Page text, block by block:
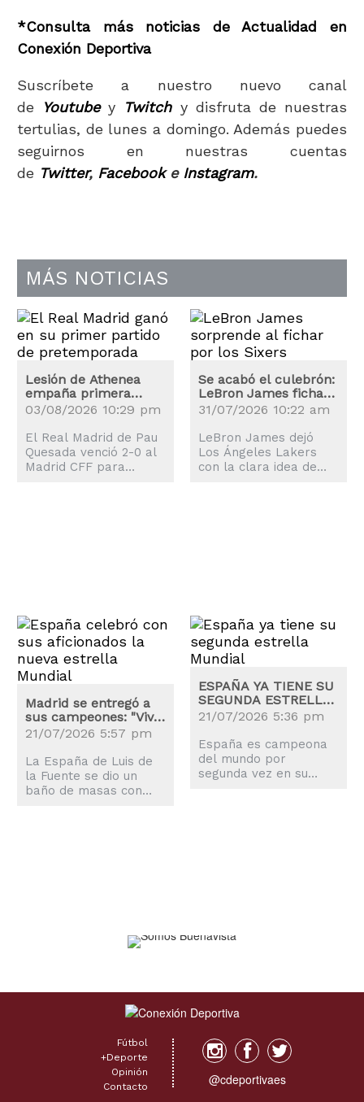
*Consulta más noticias de Actualidad en
Conexión Deportiva
Suscríbete a nuestro nuevo canal
de
Youtubey Twitchy disfruta de nuestras
tertulias, de lunes a domingo. Además puedes
seguirnos en nuestras cuentas
de Twitter, Facebooke Instagram.
MÁS NOTICIAS
Lesión de Athenea
empaña primera
victoria de
Real Madrid
03/08/2026 10:29 pm
El Real Madrid de Pau
Quesada venció 2-0 al
Madrid CFF para
Se acabó el culebrón:
LeBron James ficha
por los Sixers
31/07/2026 10:22 am
LeBron James dejó
Los Ángeles Lakers
con la clara idea de
Madrid se entregó a
sus campeones: "Viva
el Rey y viva España"
21/07/2026 5:57 pm
La España de Luis de
la Fuente se dio un
baño de masas con
ESPAÑA YA TIENE SU
SEGUNDA ESTRELLA
MUNDIAL
21/07/2026 5:36 pm
España es campeona
del mundo por
segunda vez en su
Fútbol
+Deporte
Opinión
Contacto
@cdeportivaes